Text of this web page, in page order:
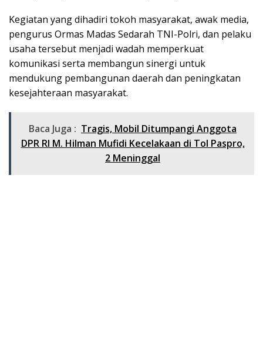
Kegiatan yang dihadiri tokoh masyarakat, awak media,
pengurus Ormas Madas Sedarah TNI-Polri, dan pelaku
usaha tersebut menjadi wadah memperkuat
komunikasi serta membangun sinergi untuk
mendukung pembangunan daerah dan peningkatan
kesejahteraan masyarakat.
Baca Juga : Tragis, Mobil Ditumpangi Anggota
DPR RI M. Hilman Mufidi Kecelakaan di Tol Paspro,
2 Meninggal